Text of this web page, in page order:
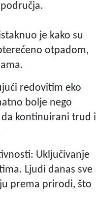
je kako su
otpadom,
redovitim eko
bolje nego
da kontinuirani trud i
Uključivanje
Ljudi danas sve
prema prirodi, što